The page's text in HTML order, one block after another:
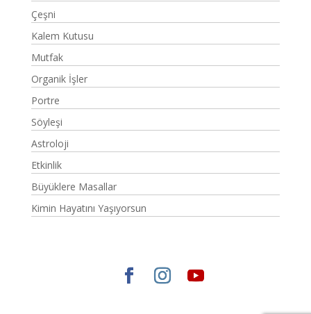
Çeşni
Kalem Kutusu
Mutfak
Organik İşler
Portre
Söyleşi
Astroloji
Etkinlik
Büyüklere Masallar
Kimin Hayatını Yaşıyorsun